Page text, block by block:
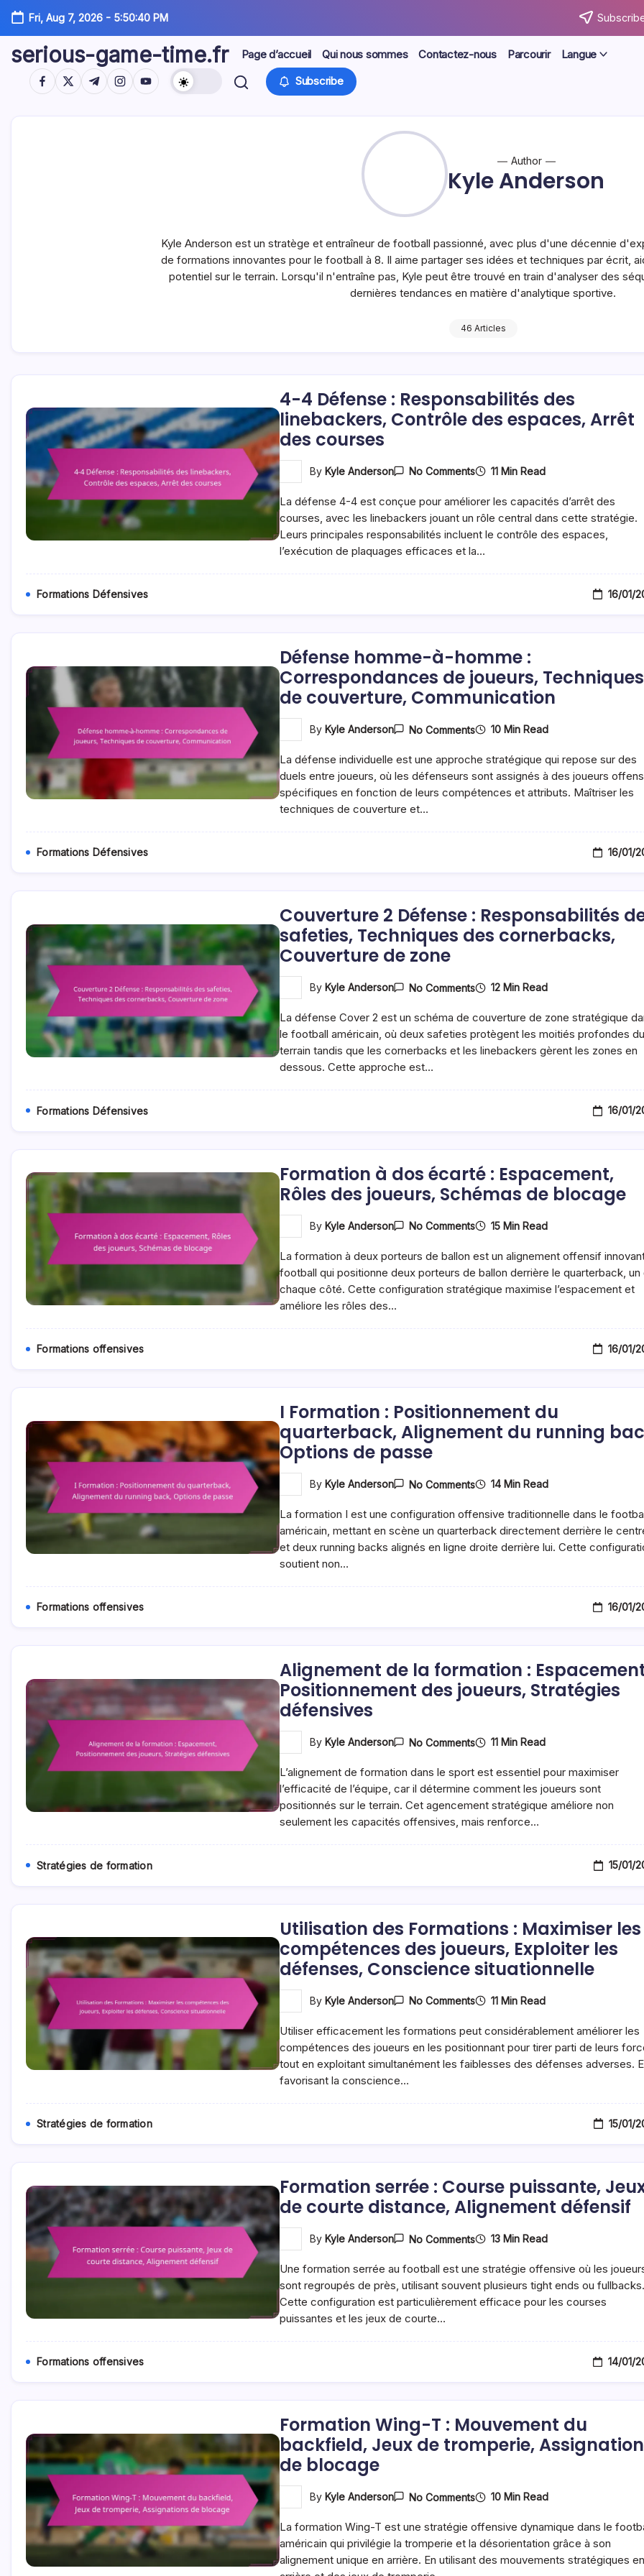
Skip
content
Fri, Aug 7, 2026- 5:50:42 PM
serious-game-time.fr Page d’accueil Qui nous sommes Contactez-nous Parcourir
Langue
https://www.facebook.com/
https://twitter.com/
https://t.me/
https://www.instagram.com/
https://youtube.com/ Subscribe
Author
Kyle Anderson
Kyle Anderson est un stratège et entraîneur de football passionné, avec plus d'une décennie
de formations innovantes pour le football à 8. Il aime partager ses idées et techniques par écrit,
potentiel sur le terrain. Lorsqu'il n'entraîne pas, Kyle peut être trouvé en train d'analyser des
dernières tendances en matière d'analytique sportive.
46 Articles
4-4 Défense : Responsabilités des
linebackers, Contrôle des espaces, Arrêt
des courses
By Kyle Anderson No CommentsOn
Défense
:
Des
Linebackers,
11 Min Read
La défense 4-4 est conçue pour améliorer les capacités d’arrêt des
courses, avec les linebackers jouant un rôle central dans cette stratégie.
Leurs principales responsabilités incluent le contrôle des espaces,
l’exécution de plaquages efficaces et la…
Formations Défensives 16/01/
Défense homme-à-homme :
Correspondances de joueurs, Techniques
de couverture, Communication
By Kyle Anderson No CommentsOn
À-
Homme
:
Correspondances
10 Min Read
La défense individuelle est une approche stratégique qui repose sur des
duels entre joueurs, où les défenseurs sont assignés à des joueurs
spécifiques en fonction de leurs compétences et attributs. Maîtriser les
techniques de couverture et…
Formations Défensives 16/01/
Couverture 2 Défense : Responsabilités
safeties, Techniques des cornerbacks,
Couverture de zone
By Kyle Anderson No CommentsOn
Défense
:
Responsabilités
Des
12 Min Read
La défense Cover 2 est un schéma de couverture de zone stratégique
le football américain, où deux safeties protègent les moitiés profondes du
terrain tandis que les cornerbacks et les linebackers gèrent les zones en
dessous. Cette approche est…
Formations Défensives 16/01/
Formation à dos écarté : Espacement,
Rôles des joueurs, Schémas de blocage
By Kyle Anderson No CommentsOn
Dos
Écarté
Espacement,
15 Min Read
La formation à deux porteurs de ballon est un alignement offensif
football qui positionne deux porteurs de ballon derrière le quarterback, un
chaque côté. Cette configuration stratégique maximise l’espacement et
améliore les rôles des…
Formations offensives 16/01/
I Formation : Positionnement du
quarterback, Alignement du running
Options de passe
By Kyle Anderson No CommentsOn
:
Positionnement
Du
Quarterback,
14 Min Read
La formation I est une configuration offensive traditionnelle dans le
américain, mettant en scène un quarterback directement derrière le
et deux running backs alignés en ligne droite derrière lui. Cette
soutient non…
Formations offensives 16/01/
Alignement de la formation :
Positionnement des joueurs, Stratégies
défensives
By Kyle Anderson No CommentsOn
La
Formation
Espacement,
Positionnement
11 Min Read
L’alignement de formation dans le sport est essentiel pour maximiser
l’efficacité de l’équipe, car il détermine comment les joueurs sont
positionnés sur le terrain. Cet agencement stratégique améliore non
seulement les capacités offensives, mais renforce…
Stratégies de formation 15/01/
Utilisation des Formations : Maximiser les
compétences des joueurs, Exploiter les
défenses, Conscience situationnelle
By Kyle Anderson No CommentsOn
Formations
:
Maximiser
Les
11 Min Read
Utiliser efficacement les formations peut considérablement améliorer les
compétences des joueurs en les positionnant pour tirer parti de leurs
tout en exploitant simultanément les faiblesses des défenses adverses.
favorisant la conscience…
Stratégies de formation 15/01/
Formation serrée : Course puissante,
de courte distance, Alignement défensif
By Kyle Anderson No CommentsOn
:
Course
Puissante,
Jeux
13 Min Read
Une formation serrée au football est une stratégie offensive où les
sont regroupés de près, utilisant souvent plusieurs tight ends ou fullbacks.
Cette configuration est particulièrement efficace pour les courses
puissantes et les jeux de courte…
Formations offensives 14/01/
Formation Wing-T : Mouvement du
backfield, Jeux de tromperie,
de blocage
By Kyle Anderson No CommentsOn
T
:
Mouvement
Du
10 Min Read
La formation Wing-T est une stratégie offensive dynamique dans le
américain qui privilégie la tromperie et la désorientation grâce à son
alignement unique en arrière. En utilisant des mouvements stratégiques en